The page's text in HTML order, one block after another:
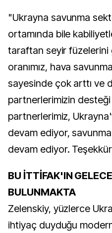
"Ukrayna savunma
ortamında bile
taraftan seyir füzelerini
oranımız, hava
sayesinde çok arttı ve
partnerlerimizin
partnerlerimiz,
devam ediyor,
devam ediyor.
BU İTTİFAK'IN
BULUNMAKTA
Zelenskiy, yüzlerce
ihtiyaç duyduğu